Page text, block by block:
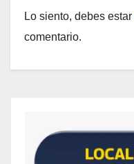
Lo siento, debes estar
comentario.